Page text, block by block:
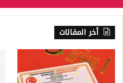
أخر المقالات